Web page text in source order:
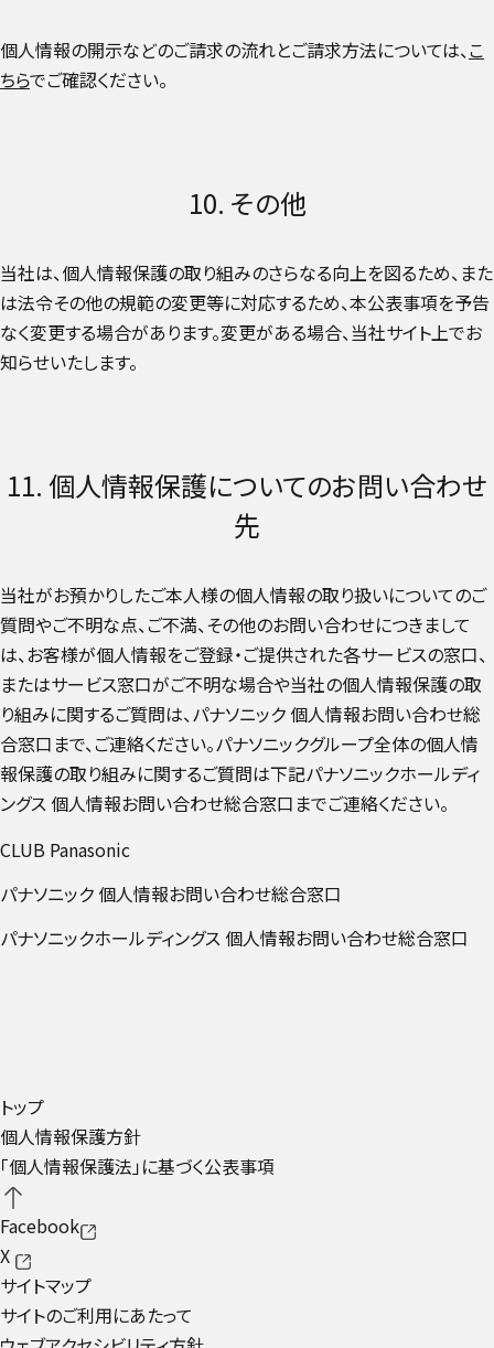
個人情報の開示などのご請求の流れとご請求方法については、 こ
ちらでご確認ください。
10. その他
当社は、個人情報保護の取り組みのさらなる向上を図るため、また
は法令その他の規範の変更等に対応するため、本公表事項を予告
なく変更する場合があります。変更がある場合、当社サイト上でお
知らせいたします。
11. 個人情報保護についてのお問い合わせ
先
当社がお預かりしたご本人様の個人情報の取り扱いについてのご
質問やご不明な点、ご不満、その他のお問い合わせにつきまして
は、お客様が個人情報をご登録・ご提供された各サービスの窓口、
またはサービス窓口がご不明な場合や当社の個人情報保護の取
り組みに関するご質問は、パナソニック 個人情報お問い合わせ総
合窓口まで、ご連絡ください。パナソニックグループ全体の個人情
報保護の取り組みに関するご質問は下記パナソニックホールディ
ングス 個人情報お問い合わせ総合窓口までご連絡ください。
CLUB Panasonic
パナソニック 個人情報お問い合わせ総合窓口
パナソニックホールディングス 個人情報お問い合わせ総合窓口
トップ
個人情報保護方針
「個人情報保護法」に基づく公表事項
Facebook
X
サイトマップ
サイトのご利用にあたって